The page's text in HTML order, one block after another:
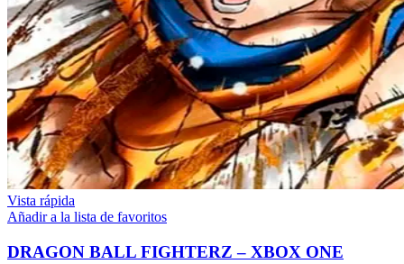
Vista rápida
Añadir a la lista de favoritos
DRAGON BALL FIGHTERZ – XBOX ONE